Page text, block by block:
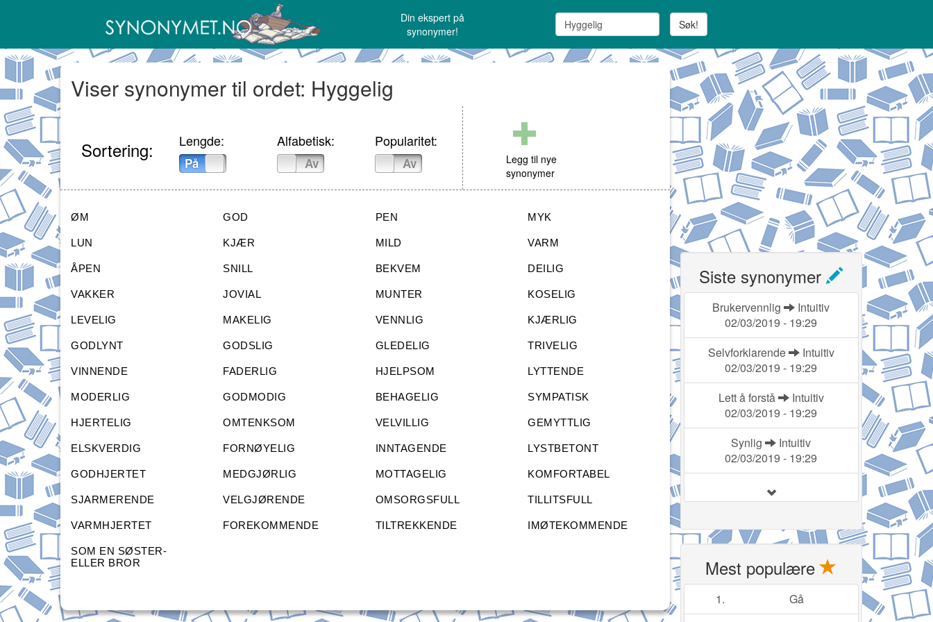
Din ekspert på
synonymer!
Søk!
Viser synonymer til ordet: Hyggelig
Sortering: Lengde:
På
Alfabetisk:
Av
Popularitet:
Av
Legg til nye
synonymer
ØM GOD PEN MYK
LUN KJÆR MILD VARM
ÅPEN SNILL BEKVEM DEILIG
VAKKER JOVIAL MUNTER KOSELIG
LEVELIG MAKELIG VENNLIG KJÆRLIG
GODLYNT GODSLIG GLEDELIG TRIVELIG
VINNENDE FADERLIG HJELPSOM LYTTENDE
MODERLIG GODMODIG BEHAGELIG SYMPATISK
HJERTELIG OMTENKSOM VELVILLIG GEMYTTLIG
ELSKVERDIG FORNØYELIG INNTAGENDE LYSTBETONT
GODHJERTET MEDGJØRLIG MOTTAGELIG KOMFORTABEL
SJARMERENDE VELGJØRENDE OMSORGSFULL TILLITSFULL
VARMHJERTET FOREKOMMENDE TILTREKKENDE IMØTEKOMMENDE
SOM EN SØSTER-
ELLER BROR
Siste synonymer
Brukervennlig
Intuitiv
02/03/2019 - 19:29
Selvforklarende
Intuitiv
02/03/2019 - 19:29
Lett å forstå
Intuitiv
02/03/2019 - 19:29
Synlig
Intuitiv
02/03/2019 - 19:29
Mest populære
1.
Gå